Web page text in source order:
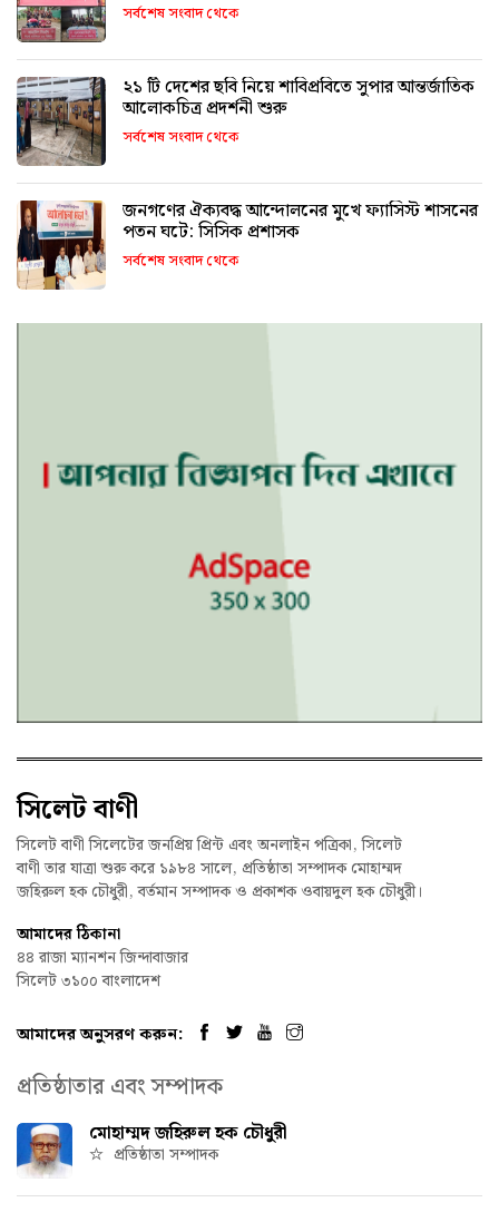
সর্বশেষ সংবাদ থেকে
২১ টি দেশের ছবি নিয়ে শাবিপ্রবিতে সুপার আন্তর্জাতিক
আলোকচিত্র প্রদর্শনী শুরু
সর্বশেষ সংবাদ থেকে
জনগণের ঐক্যবদ্ধ আন্দোলনের মুখে ফ্যাসিস্ট শাসনের
পতন ঘটে: সিসিক প্রশাসক
সর্বশেষ সংবাদ থেকে
সিলেট বাণী
সিলেট বাণী সিলেটের জনপ্রিয় প্রিন্ট এবং অনলাইন পত্রিকা, সিলেট
বাণী তার যাত্রা শুরু করে ১৯৮৪ সালে, প্রতিষ্ঠাতা সম্পাদক মোহাম্মদ
জহিরুল হক চৌধুরী, বর্তমান সম্পাদক ও প্রকাশক ওবায়দুল হক চৌধুরী।
আমাদের ঠিকানা
৪৪ রাজা ম্যানশন জিন্দাবাজার
সিলেট ৩১০০ বাংলাদেশ
আমাদের অনুসরণ করুন:
প্রতিষ্ঠাতার এবং সম্পাদক
মোহাম্মদ জহিরুল হক চৌধুরী
প্রতিষ্ঠাতা সম্পাদক